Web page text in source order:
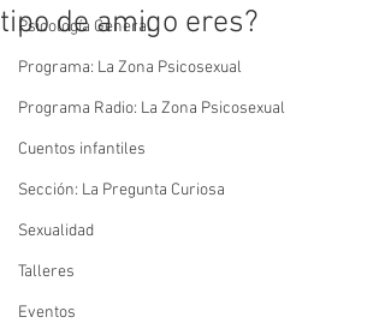
Psicología General
Programa: La Zona Psicosexual
Programa Radio: La Zona Psicosexual
Cuentos infantiles
Sección: La Pregunta Curiosa
Sexualidad
Talleres
Eventos
tipo de amigo eres?